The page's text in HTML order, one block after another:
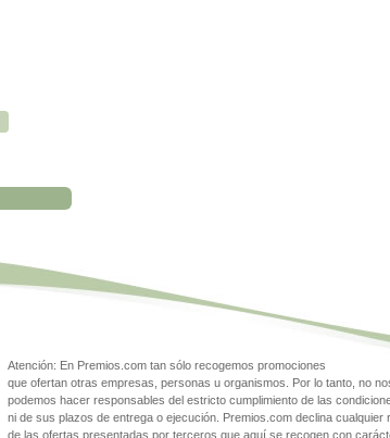
Atención: En Premios.com tan sólo recogemos promociones
que ofertan otras empresas, personas u organismos. Por lo tanto, no
podemos hacer responsables del estricto cumplimiento de las
ni de sus plazos de entrega o ejecución. Premios.com declina cualquier
de las ofertas presentadas por terceros que aquí se recogen con